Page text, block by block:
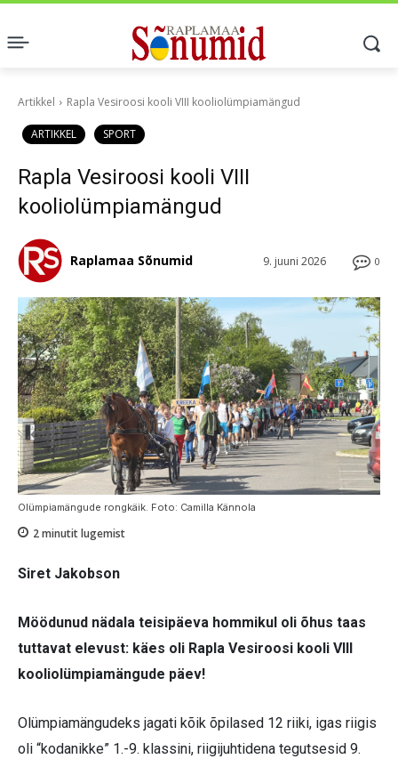
Artikkel Rapla Vesiroosi kooli VIII kooliolümpiamängud
ARTIKKEL SPORT
Rapla Vesiroosi kooli VIII
kooliolümpiamängud
0
9. juuni 2026
Raplamaa Sõnumid
Olümpiamängude rongkäik. Foto: Camilla Kännola
2minutit lugemist
Siret Jakobson
Möödunud nädala teisipäeva hommikul oli õhus taas
tuttavat elevust: käes oli Rapla Vesiroosi kooli VIII
kooliolümpiamängude päev!
Olümpiamängudeks jagati kõik õpilased 12 riiki, igas riigis
oli “kodanikke” 1.-9. klassini, riigijuhtidena tegutsesid 9.